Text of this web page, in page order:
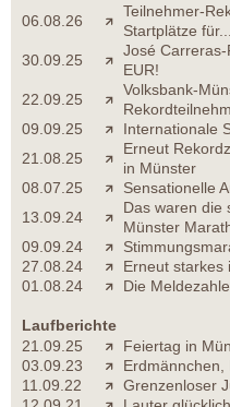
06.08.26
Teilnehmer-
Startplätze für...
30.09.25
José
EUR!
22.09.25
Volksbank-
09.09.25
Internationale
21.08.25
Erneut
in Münster
08.07.25
Sensationelle
13.09.24
Das waren die
Münster
09.09.24
27.08.24
Erneut starkes
01.08.24
Die
Laufberichte
21.09.25
Feiertag in
03.09.23
Erdmännchen,
11.09.22
Grenzenloser